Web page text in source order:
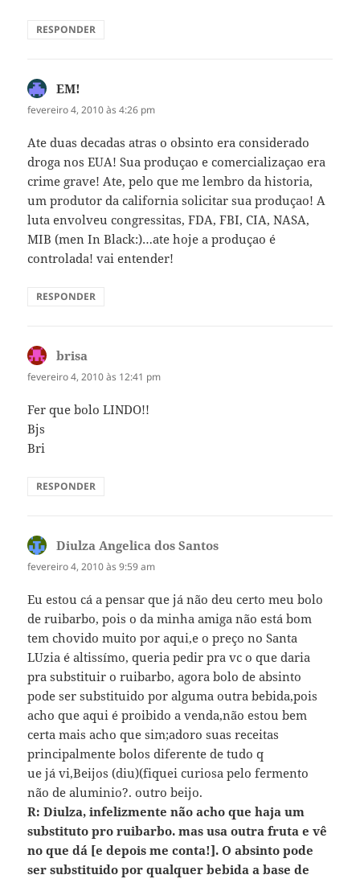
RESPONDER
EM!
fevereiro 4, 2010 às 4:26 pm
Ate duas decadas atras o obsinto era considerado
droga nos EUA! Sua produçao e comercializaçao era
crime grave! Ate, pelo que me lembro da historia,
um produtor da california solicitar sua produçao! A
luta envolveu congressitas, FDA, FBI, CIA, NASA,
MIB (men In Black:)…ate hoje a produçao é
controlada! vai entender!
RESPONDER
brisa
fevereiro 4, 2010 às 12:41 pm
Fer que bolo LINDO!!
Bjs
Bri
RESPONDER
Diulza Angelica dos Santos
fevereiro 4, 2010 às 9:59 am
Eu estou cá a pensar que já não deu certo meu bolo
de ruibarbo, pois o da minha amiga não está bom
tem chovido muito por aqui,e o preço no Santa
LUzia é altissímo, queria pedir pra vc o que daria
pra substituir o ruibarbo, agora bolo de absinto
pode ser substituido por alguma outra bebida,pois
acho que aqui é proibido a venda,não estou bem
certa mais acho que sim;adoro suas receitas
principalmente bolos diferente de tudo q
ue já vi,Beijos (diu)(fiquei curiosa pelo fermento
não de aluminio?. outro beijo.
R: Diulza, infelizmente não acho que haja um
substituto pro ruibarbo. mas usa outra fruta e vê
no que dá [e depois me conta!]. O absinto pode
ser substituido por qualquer bebida a base de